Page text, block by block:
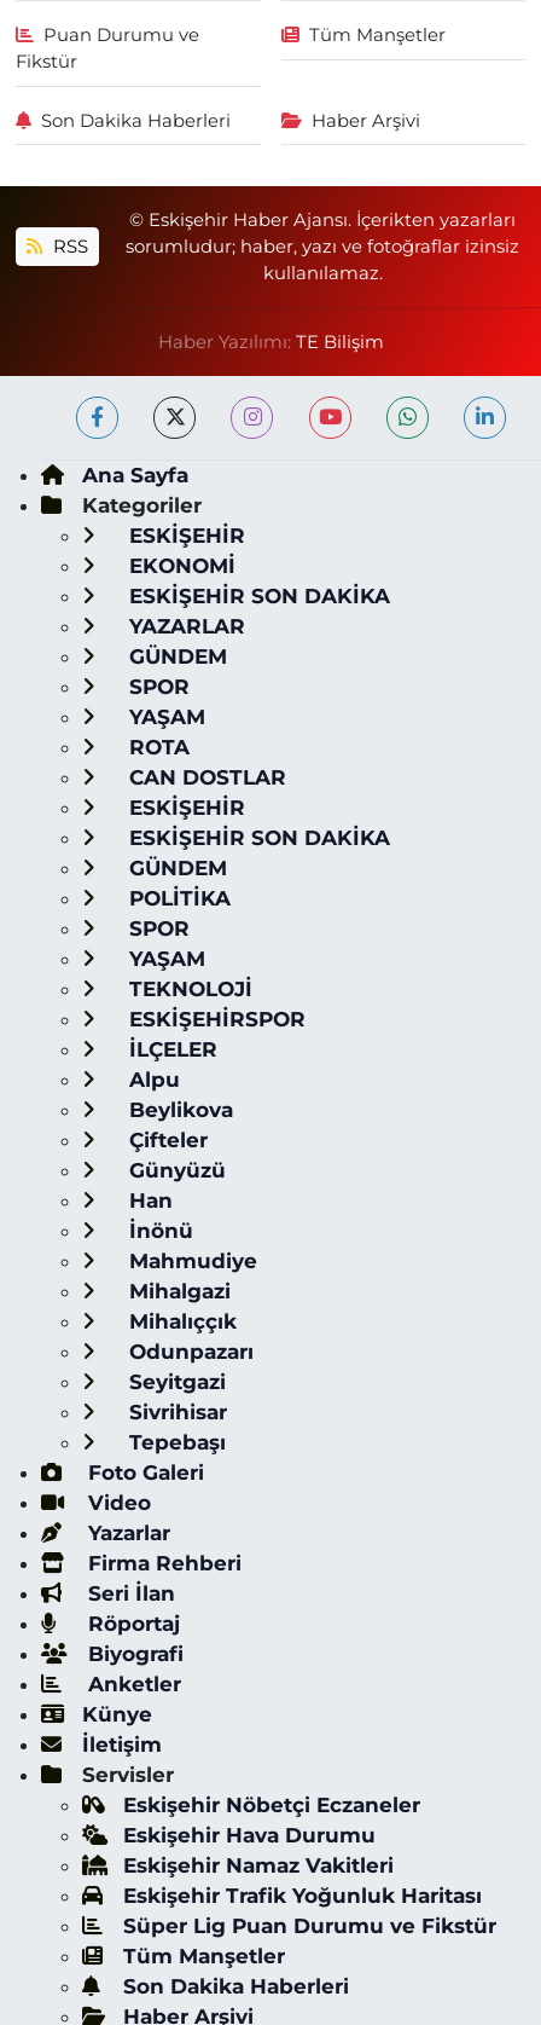
Puan Durumu ve
Fikstür
Tüm Manşetler
Son Dakika Haberleri Haber Arşivi
RSS
© Eskişehir Haber Ajansı. İçerikten yazarları
sorumludur; haber, yazı ve fotoğraflar izinsiz
kullanılamaz.
Haber Yazılımı: TE Bilişim
Ana Sayfa
Kategoriler
ESKİŞEHİR
EKONOMİ
ESKİŞEHİR SON DAKİKA
YAZARLAR
GÜNDEM
SPOR
YAŞAM
ROTA
CAN DOSTLAR
ESKİŞEHİR
ESKİŞEHİR SON DAKİKA
GÜNDEM
POLİTİKA
SPOR
YAŞAM
TEKNOLOJİ
ESKİŞEHİRSPOR
İLÇELER
Alpu
Beylikova
Çifteler
Günyüzü
Han
İnönü
Mahmudiye
Mihalgazi
Mihalıççık
Odunpazarı
Seyitgazi
Sivrihisar
Tepebaşı
Foto Galeri
Video
Yazarlar
Firma Rehberi
Seri İlan
Röportaj
Biyografi
Anketler
Künye
İletişim
Servisler
Eskişehir Nöbetçi Eczaneler
Eskişehir Hava Durumu
Eskişehir Namaz Vakitleri
Eskişehir Trafik Yoğunluk Haritası
Süper Lig Puan Durumu ve Fikstür
Tüm Manşetler
Son Dakika Haberleri
Haber Arşivi